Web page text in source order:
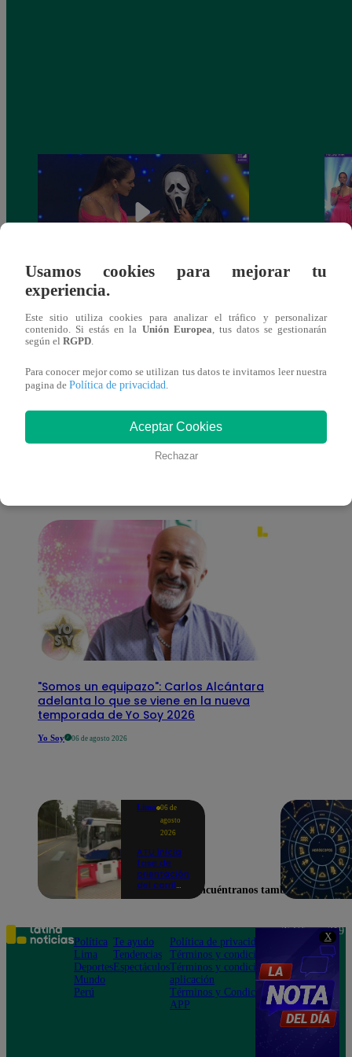
X
Yo Soy 30 de noviembre del 2018 –
Programa completo
gala
También te puede
interesar
"Somos un equipazo": Carlos Alcántara
adelanta lo que se viene en la nueva
temporada de Yo Soy 2026
Yo Soy 06 de agosto 2026
Lima 06 de
agosto
2026
ATU inicia
fase de
orientación
del carril
Azul en la
av.
Arequipa |
VIDEO
Usamos cookies para mejorar tu
experiencia.
Este sitio utiliza cookies para analizar el tráfico y personalizar
contenido. Si estás en la Unión Europea , tus datos se gestionarán
según el RGPD
Para conocer mejor como se utilizan tus datos te invitamos leer nuestra
pagina de Política de privacidad
Aceptar Cookies
Rechazar
Encuéntranos también en
Política
Lima
Deportes
Mundo
Perú
Te ayudo
Tendencias
Espectáculos
Política de privacidad
Términos y condiciones
Términos y condiciones
aplicación
Términos y Condiciones
APP
Teléfono: 219
Av. San
Felipe 968
Jesús María